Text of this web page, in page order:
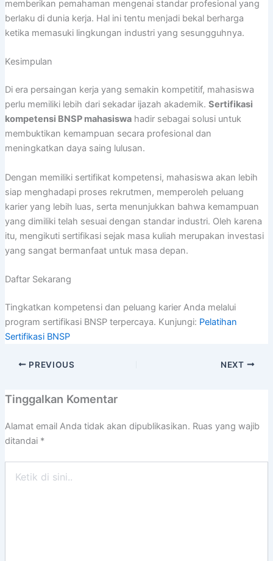
memberikan pemahaman mengenai standar profesional yang
berlaku di dunia kerja. Hal ini tentu menjadi bekal berharga
ketika memasuki lingkungan industri yang sesungguhnya.
Kesimpulan
Di era persaingan kerja yang semakin kompetitif, mahasiswa
perlu memiliki lebih dari sekadar ijazah akademik. Sertifikasi
kompetensi BNSP mahasiswahadir sebagai solusi untuk
membuktikan kemampuan secara profesional dan
meningkatkan daya saing lulusan.
Dengan memiliki sertifikat kompetensi, mahasiswa akan lebih
siap menghadapi proses rekrutmen, memperoleh peluang
karier yang lebih luas, serta menunjukkan bahwa kemampuan
yang dimiliki telah sesuai dengan standar industri. Oleh karena
itu, mengikuti sertifikasi sejak masa kuliah merupakan investasi
yang sangat bermanfaat untuk masa depan.
Daftar Sekarang
Tingkatkan kompetensi dan peluang karier Anda melalui
program sertifikasi BNSP terpercaya. Kunjungi: Pelatihan
Sertifikasi BNSP
PREVIOUS NEXT
Tinggalkan Komentar
Alamat email Anda tidak akan dipublikasikan. Ruas yang wajib
ditandai *